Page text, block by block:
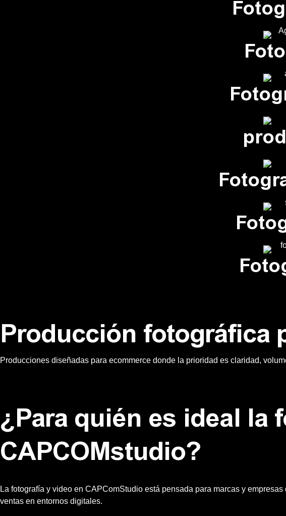
Producción fotográfica
Producciones diseñadas para ecommerce donde la prioridad es claridad,
¿Para quién es ideal la
CAPCOMstudio?
La fotografía y video en CAPComStudio está pensada para marcas y
ventas en entornos digitales.